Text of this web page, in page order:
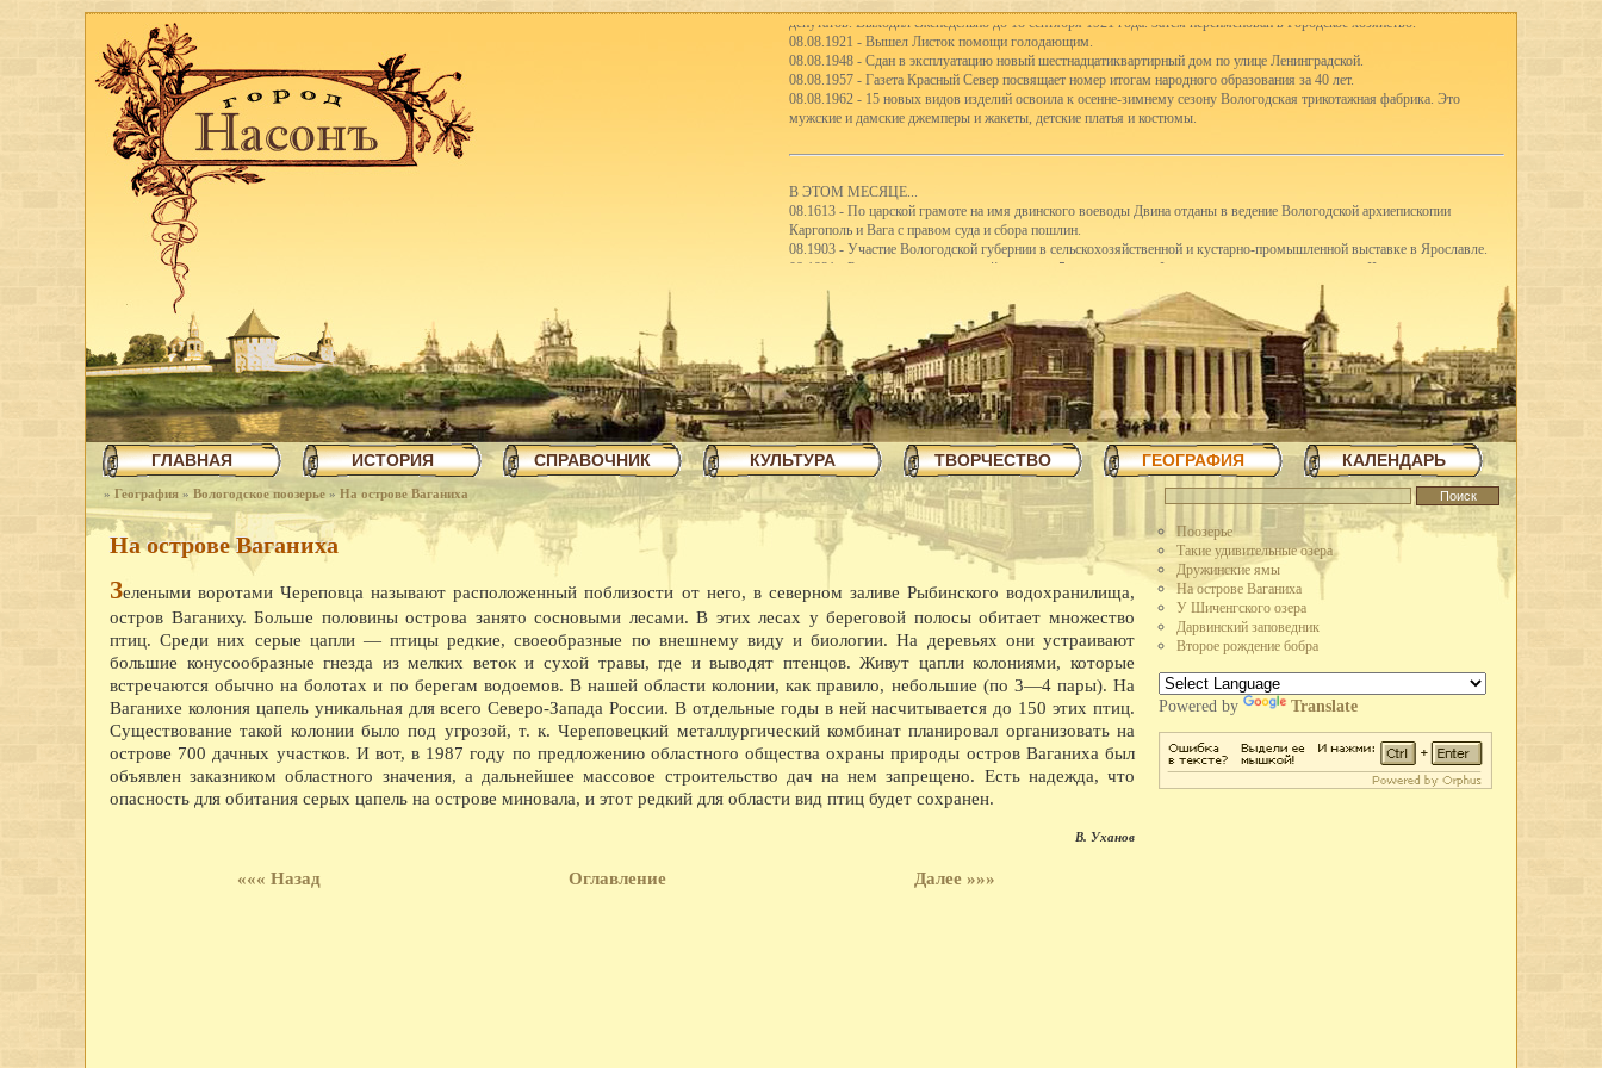
депутатов. Выходил еженедельно до 18 сентября 1921 года. Затем переименован в Городское хозяйство.
08.08.1921 - Вышел Листок помощи голодающим.
08.08.1948 - Сдан в эксплуатацию новый шестнадцатиквартирный дом по улице Ленинградской.
08.08.1957 - Газета Красный Север посвящает номер итогам народного образования за 40 лет.
08.08.1962 - 15 новых видов изделий освоила к осенне-зимнему сезону Вологодская трикотажная фабрика. Это
мужские и дамские джемперы и жакеты, детские платья и костюмы.
В ЭТОМ МЕСЯЦЕ...
08.1613 - По царской грамоте на имя двинского воеводы Двина отданы в ведение Вологодской архиепископии
Каргополь и Вага с правом суда и сбора пошлин.
08.1903 - Участие Вологодской губернии в сельскохозяйственной и кустарно-промышленной выставке в Ярославле.
08.1921 - Реорганизация школьной системы. 5-е классы школ I ступени присоединены к школам II ступени, открылись
первые школы-семилетки. В 192122 учебном году в Вологде насчитывались 41 школа I ступени, 3 семилетки и 12
школ II ступени.
08.1923 - Вологодским губсоюзом экспортировано в Англию четыре вагона сливочного масла.
08.1926 - Сбор пожертвований семьям бастующих горняков Англии среди трудящихся города.
08.1926 - Объявлен уездный конкурс на лучшую молочную корову.
08.1926 - Открытие полей ассенизации.
08.1935 - Инструментальный цех завода ВПВРЗ освоил насечку слесарных пил. До этого пилы для насечки
отправляли в Ярославль.
08.1940 - В Чарозерский район выехала вторая археологическая экспедиция для дальнейших исследований стоянок
первобытных людей.
08.1940 - По примеру ферганских колхозников трудящиеся области методом народной стройки в короткий срок
закончили строительство тракта Вологда-Череповец.
08.1940 - Как сообщает газета Красный Север, на строительстве льнокомбината построена чесальная фабрика,
пятиэтажный жилой дом на 57 квартир, двухэтажное здание школы ФЗУ. Начато сооружение 70-метровой трубы и
насосной станции.
08.1940 - На заводе Северный коммунар освоено производство автолесовоза А-51-12 в 73 л.с., вместо 40 у старых
марок лесовозов, и имеющего скорость 45 км в час, вместо 25 у предыдущих. Это самый быстроходный и мощный
лесовоз в Советском Союзе.
08.1941 - В ответ на наглое нападение фашистской Германии рабочие и служащие промышленных предприятий города
обеспечили выполнение и перевыполнение июльского плана. Лучшим предприятием города по выполнению плана
явился ВПВРЗ, которому присуждено переходящее Красное знамя горкома ВКП(б) и горисполкома.
08.1941 - На Вологодском железнодорожном узле, в судоремонтных мастерских, на ВПВРЗ состоялись воскресники.
Весь заработок перечислен в фонд обороны.
08.1945 - На ВПВРЗ начался выпуск товаров широкого потребления кухонных плит, ведер, кастрюль расширен цех
ширпотреба на швейной фабрике 1 на ремонтно-механическом заводе освоено производство гвоздей, посуды из жести.
08.1945 - Коллектив пристани Вологда занял третье место во Всесоюзном социалистическом соревновании и получил
премию в 10 тысяч рублей.
08.1954 - Гастрольные спектакли Калужского областного драматического театра.
08.1960 - Бригаде кузнецов ВПВРЗ, руководимой Германом Лебедевым, присвоено звание коммунистической.
08.1962 - Центральный и областной дома народного творчества, Союз советских композиторов и Вологодское
ГЛАВНАЯ ИСТОРИЯ СПРАВОЧНИК КУЛЬТУРА ТВОРЧЕСТВО ГЕОГРАФИЯ КАЛЕНДАРЬ
» География » Вологодское поозерье » На острове Ваганиха
Поозерье
Такие удивительные озера
Дружинские ямы
На острове Ваганиха
У Шиченгского озера
Дарвинский заповедник
Второе рождение бобра
Powered by Translate
На острове Ваганиха
Зелеными воротами Череповца называют расположенный поблизости от него, в северном заливе Рыбинского водохранилища,
остров Ваганиху. Больше половины острова занято сосновыми лесами. В этих лесах у береговой полосы обитает множество
птиц. Среди них серые цапли — птицы редкие, своеобразные по внешнему виду и биологии. На деревьях они устраивают
большие конусообразные гнезда из мелких веток и сухой травы, где и выводят птенцов. Живут цапли колониями, которые
встречаются обычно на болотах и по берегам водоемов. В нашей области колонии, как правило, небольшие (по 3—4 пары). На
Ваганихе колония цапель уникальная для всего Северо-Запада России. В отдельные годы в ней насчитывается до 150 этих птиц.
Существование такой колонии было под угрозой, т. к. Череповецкий металлургический комбинат планировал организовать на
острове 700 дачных участков. И вот, в 1987 году по предложению областного общества охраны природы остров Ваганиха был
объявлен заказником областного значения, а дальнейшее массовое строительство дач на нем запрещено. Есть надежда, что
опасность для обитания серых цапель на острове миновала, и этот редкий для области вид птиц будет сохранен.
В. Уханов
««« Назад Оглавление Далее »»»